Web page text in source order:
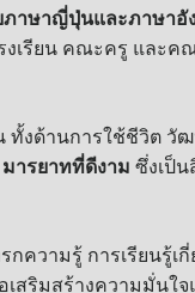
ภาษาญี่ปุ่นและภาษาอั
งเรียน คณะครู และค
ทั้งด้านการใช้ชีวิต วั
มารยาทที่ดีงาม ซึ่งเป็
ความรู้ การเรียนรู้เ
เสริมสร้างความมั่นใ